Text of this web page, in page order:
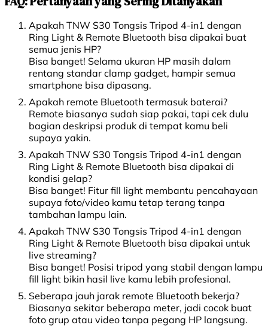
Apakah TNW S30 Tongsis Tripod 4-in1 dengan
Ring Light & Remote Bluetooth bisa dipakai buat
semua jenis HP?
Bisa banget! Selama ukuran HP masih dalam
rentang standar clamp gadget, hampir semua
smartphone bisa dipasang.
Apakah remote Bluetooth termasuk baterai?
Remote biasanya sudah siap pakai, tapi cek dulu
bagian deskripsi produk di tempat kamu beli
supaya yakin.
Apakah TNW S30 Tongsis Tripod 4-in1 dengan
Ring Light & Remote Bluetooth bisa dipakai di
kondisi gelap?
Bisa banget! Fitur fill light membantu pencahayaan
supaya foto/video kamu tetap terang tanpa
tambahan lampu lain.
Apakah TNW S30 Tongsis Tripod 4-in1 dengan
Ring Light & Remote Bluetooth bisa dipakai untuk
live streaming?
Bisa banget! Posisi tripod yang stabil dengan lampu
fill light bikin hasil live kamu lebih profesional.
Seberapa jauh jarak remote Bluetooth bekerja?
Biasanya sekitar beberapa meter, jadi cocok buat
foto grup atau video tanpa pegang HP langsung.